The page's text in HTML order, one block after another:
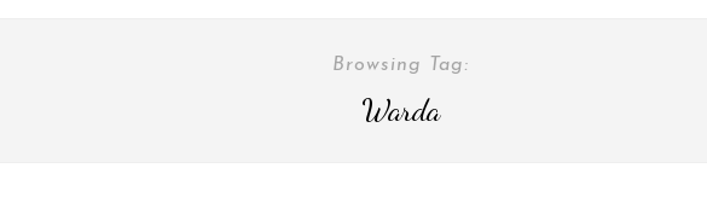
Browsing Tag:
Warda